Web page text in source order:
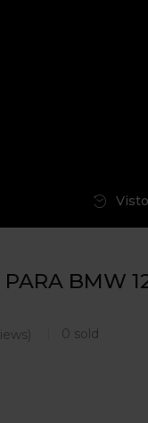
PARA BMW
0 sold